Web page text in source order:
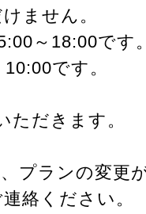
ません。
～18:00です
です。
ただきます。
プランの変更
絡ください。